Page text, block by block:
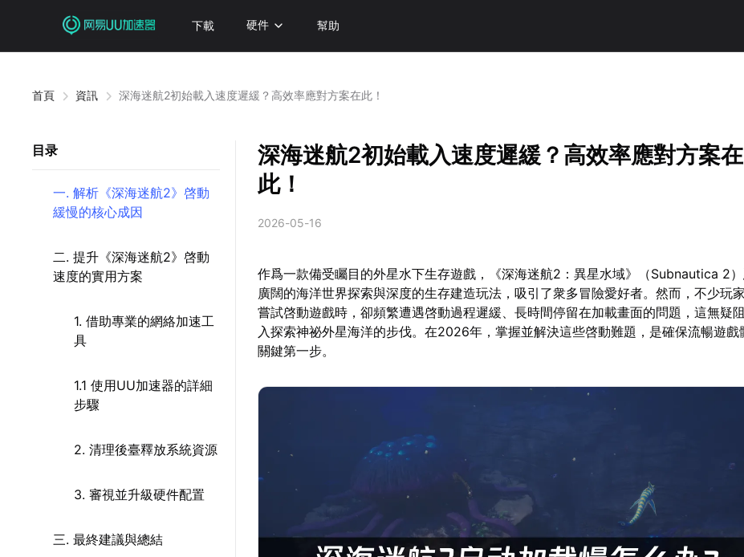
下載 硬件 幫助
首頁 資訊 深海迷航2初始載入速度遲緩？高效率應對方案在此！
目录
一. 解析《深海迷航2》啓動
緩慢的核心成因
二. 提升《深海迷航2》啓動
速度的實用方案
1. 借助專業的網絡加速工
具
1.1 使用UU加速器的詳細
步驟
2. 清理後臺釋放系統資源
3. 審視並升級硬件配置
三. 最終建議與總結
深海迷航2初始載入速度遲緩？高效率應對方案在
此！
2026-05-16
作爲一款備受矚目的外星水下生存遊戲，《深海迷航2：異星水域》（Subnautica 2
廣闊的海洋世界探索與深度的生存建造玩法，吸引了衆多冒險愛好者。然而，不少玩
嘗試啓動遊戲時，卻頻繁遭遇啓動過程遲緩、長時間停留在加載畫面的問題，這無疑
入探索神祕外星海洋的步伐。在2026年，掌握並解決這些啓動難題，是確保流暢遊戲
關鍵第一步。